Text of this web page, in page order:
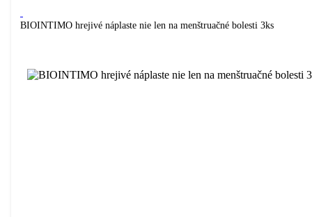
BIOINTIMO hrejivé náplaste nie len na menštruačné bolesti 3ks